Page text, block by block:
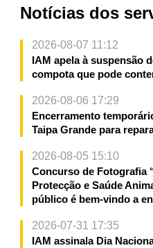
Notícias dos
2026-08-07 11:12
IAM apela à suspensão
compota que pode
2026-08-06 17:29
Encerramento
Taipa Grande para
2026-08-05 15:10
Concurso de Fotografia
Protecção e Saúde
público é bem-vindo a
2026-07-31 17:35
IAM assinala Dia